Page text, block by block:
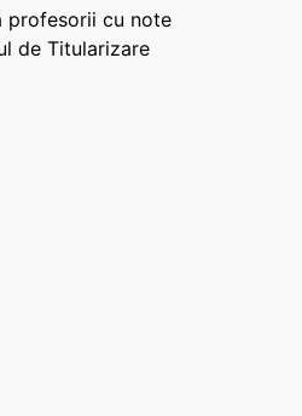
profesorii cu note
de Titularizare